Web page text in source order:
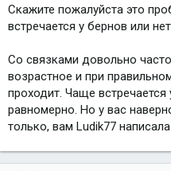
Скажите пожалуйста это
встречается у бернов или
Со связками довольно
возрастное и при
проходит. Чаще
равномерно. Но у вас
только, вам Ludik77